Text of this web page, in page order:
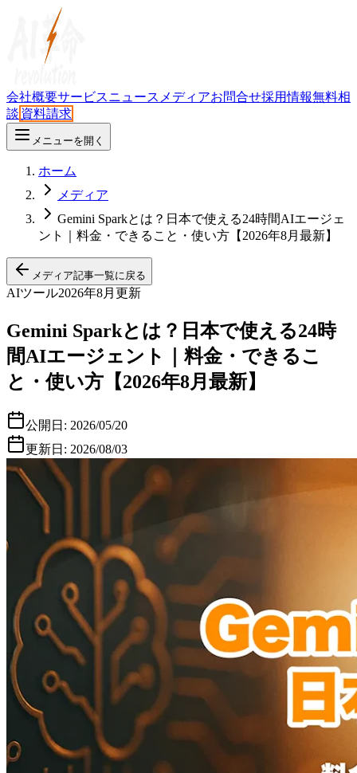
会社概要サービスニュース メディアお問合せ採用情報無料相
談 資料請求
メニューを開く
ホーム
メディア
Gemini Sparkとは？日本で使える24時間AIエージェ
ント｜料金・できること・使い方【2026年8月最新】
メディア記事一覧に戻る
AIツール2026年8月更新
Gemini Sparkとは？日本で使える24時
間AIエージェント｜料金・できるこ
と・使い方【2026年8月最新】
公開日: 2026/05/20
更新日: 2026/08/03